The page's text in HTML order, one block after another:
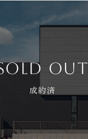
out
成約済